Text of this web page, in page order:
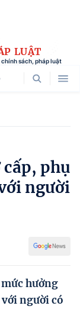
LUẬT
sách, pháp luật
dân tộc
phụ
người
hưởng
người có